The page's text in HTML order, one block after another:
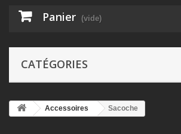
Panier (vide)
CATÉGORIES
Accessoires Sacoche